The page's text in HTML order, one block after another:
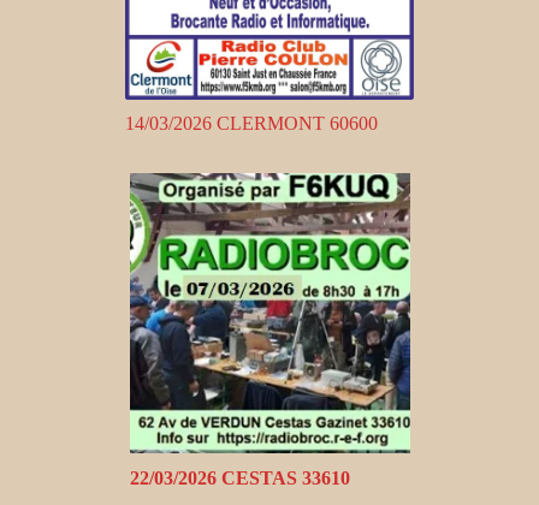
14/03/2026 CLERMONT 60600
22/03/2026 CESTAS 33610